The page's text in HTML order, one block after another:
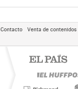
Contacto Venta de contenidos